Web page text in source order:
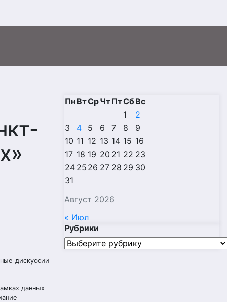
дискуссии
данных
Август 2026
ПнВтСрЧтПтСбВс
1
2
3
4 5 6 7 8
9
10 11 12 13 14 15 16
17 18 19 20 21 22 23
24 25 26 27 28 29 30
31
« Июл
Рубрики
Рубрики